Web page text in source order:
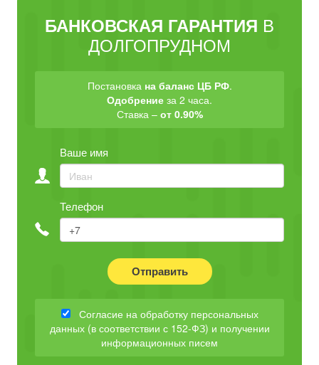
БАНКОВСКАЯ ГАРАНТИЯ В
ДОЛГОПРУДНОМ
Постановка на баланс ЦБ РФ.
Одобрение за 2 часа.
Ставка – от 0.90%
Ваше имя
Телефон
Отправить
Согласие на обработку персональных
данных (в соответствии с 152-ФЗ) и получении
информационных писем